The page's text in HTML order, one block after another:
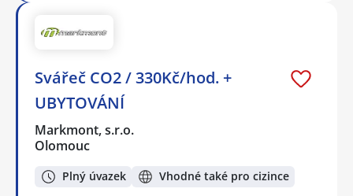
Svářeč CO2 / 330Kč/hod. +
UBYTOVÁNÍ
Markmont, s.r.o.
Olomouc
Plný úvazek Vhodné také pro cizince